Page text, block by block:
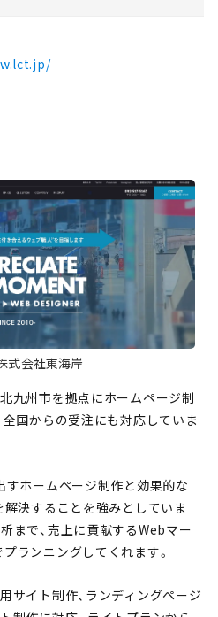
式会社東海岸
九州市を拠点にホームページ制
国からの受注にも対応していま
ホームページ制作と効果的な
決することを強みとしていま
まで、売上に貢献するWebマー
ランニングしてくれます。
サイト制作、ランディングページ